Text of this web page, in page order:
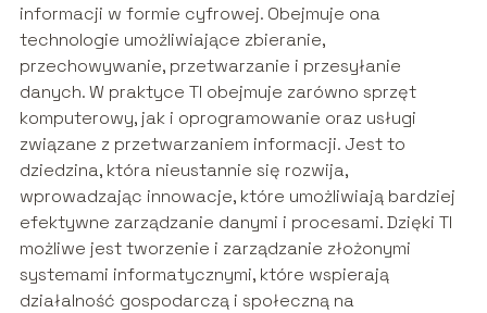
informacji w formie cyfrowej. Obejmuje ona
technologie umożliwiające zbieranie,
przechowywanie, przetwarzanie i przesyłanie
danych. W praktyce TI obejmuje zarówno sprzęt
komputerowy, jak i oprogramowanie oraz usługi
związane z przetwarzaniem informacji. Jest to
dziedzina, która nieustannie się rozwija,
wprowadzając innowacje, które umożliwiają bardziej
efektywne zarządzanie danymi i procesami. Dzięki TI
możliwe jest tworzenie i zarządzanie złożonymi
systemami informatycznymi, które wspierają
działalność gospodarczą i społeczną na